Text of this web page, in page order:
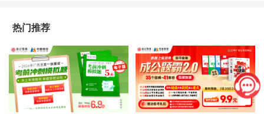
热门推荐